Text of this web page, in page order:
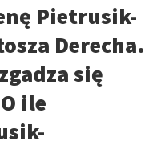
Pietrusik-
Derecha.
się
ile